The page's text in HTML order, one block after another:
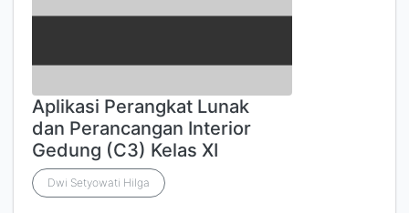
Aplikasi Perangkat Lunak
dan Perancangan Interior
Gedung (C3) Kelas XI
Dwi Setyowati Hilga